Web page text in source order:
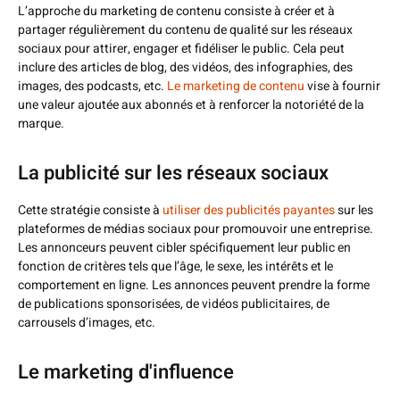
L’approche du marketing de contenuconsiste à créer et à
partager régulièrement du contenu de qualité sur les réseaux
sociaux pour attirer, engager et fidéliser le public. Cela peut
inclure des articles de blog, des vidéos, des infographies, des
images, des podcasts, etc. Le marketing de contenuvise à fournir
une valeur ajoutée aux abonnés et à renforcer la notoriété de la
marque.
La publicité sur les réseaux sociaux
Cette stratégie consiste à utiliser des publicités payantessur les
plateformes de médias sociaux pour promouvoir une entreprise.
Les annonceurs peuvent cibler spécifiquement leur public en
fonction de critères tels que l’âge, le sexe, les intérêts et le
comportement en ligne. Les annonces peuvent prendre la forme
de publications sponsorisées, de vidéos publicitaires, de
carrousels d’images, etc.
Le marketing d'influence